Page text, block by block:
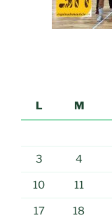
L
M
3 4
10 11
17 18